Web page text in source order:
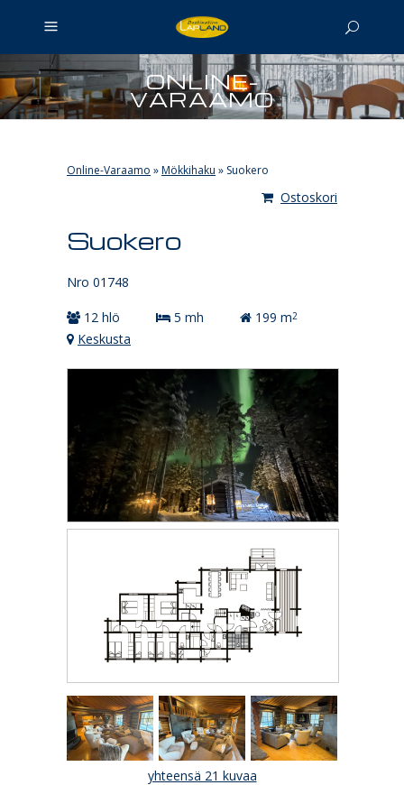
ONLINE-
VARAAMO
Online-Varaamo »Mökkihaku » Suokero
Ostoskori
Suokero
Nro 01748
12 hlö 5 mh 199 m2
Keskusta
yhteensä 21 kuvaa